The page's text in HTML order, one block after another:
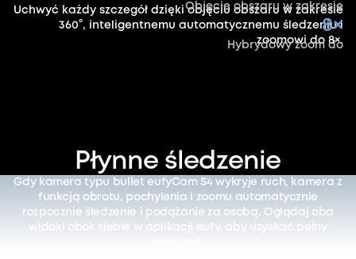
Uchwyć każdy szczegół dzięki objęciu obszaru w zakresie
360°, inteligentnemu automatycznemu śledzeniu i
zoomowi do 8×.
Objęcie obszaru w zakresie
8×
Hybrydowy zoom do
Płynne śledzenie
Gdy kamera typu bullet eufyCam S4 wykryje ruch, kamera z
funkcją obrotu, pochylenia i zoomu automatycznie
rozpocznie śledzenie i podążanie za osobą. Oglądaj oba
widoki obok siebie w aplikacji eufy, aby uzyskać pełny